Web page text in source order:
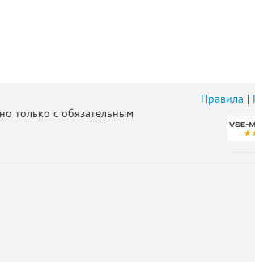
только с обязательным
Правила |